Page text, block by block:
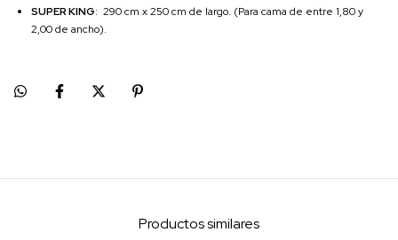
SUPER KING: 290 cm x 250 cm de largo. (Para cama de entre 1,80 y
2,00 de ancho).
Productos similares